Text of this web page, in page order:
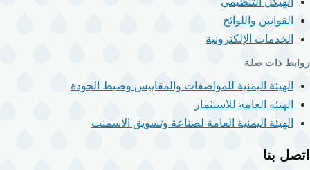
القوانين واللوائح
الخدمات الإلكترونية
روابط ذات صلة
الهيئة اليمنية للمواصفات والمقاييس وضبط الجودة
الهيئة العامة للاستثمار
الهيئة اليمنية العامة لصناعة وتسويق الاسمنت
اتصل بنا